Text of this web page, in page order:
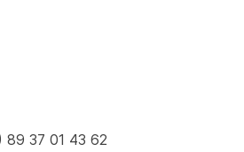
89 37 01 43 62